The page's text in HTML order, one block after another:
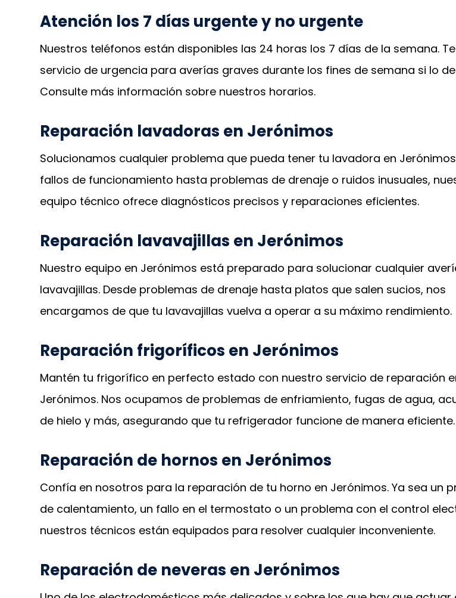
Atención los 7 días urgente y no urgente
Nuestros teléfonos están disponibles las 24 horas los 7 días de la semana.
servicio de urgencia para averías graves durante los fines de semana si lo
Consulte más información sobre nuestros horarios.
Reparación lavadoras en Jerónimos
Solucionamos cualquier problema que pueda tener tu lavadora en
fallos de funcionamiento hasta problemas de drenaje o ruidos inusuales,
equipo técnico ofrece diagnósticos precisos y reparaciones eficientes.
Reparación lavavajillas en Jerónimos
Nuestro equipo en Jerónimos está preparado para solucionar cualquier
lavavajillas. Desde problemas de drenaje hasta platos que salen sucios, nos
encargamos de que tu lavavajillas vuelva a operar a su máximo rendimiento.
Reparación frigoríficos en Jerónimos
Mantén tu frigorífico en perfecto estado con nuestro servicio de reparación
Jerónimos. Nos ocupamos de problemas de enfriamiento, fugas de agua,
de hielo y más, asegurando que tu refrigerador funcione de manera eficiente.
Reparación de hornos en Jerónimos
Confía en nosotros para la reparación de tu horno en Jerónimos. Ya sea un
de calentamiento, un fallo en el termostato o un problema con el control
nuestros técnicos están equipados para resolver cualquier inconveniente.
Reparación de neveras en Jerónimos